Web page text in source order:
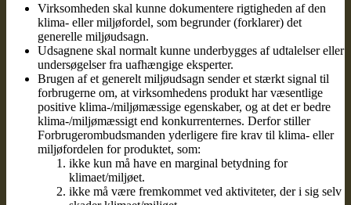
Virksomheden skal kunne dokumentere rigtigheden af den
klima- eller miljøfordel, som begrunder (forklarer) det
generelle miljøudsagn.
Udsagnene skal normalt kunne underbygges af udtalelser eller
undersøgelser fra uafhængige eksperter.
Brugen af et generelt miljøudsagn sender et stærkt signal til
forbrugerne om, at virksomhedens produkt har væsentlige
positive klima-/miljømæssige egenskaber, og at det er bedre
klima-/miljømæssigt end konkurrenternes. Derfor stiller
Forbrugerombudsmanden yderligere fire krav til klima- eller
miljøfordelen for produktet, som:
ikke kun må have en marginal betydning for
klimaet/miljøet.
ikke må være fremkommet ved aktiviteter, der i sig selv